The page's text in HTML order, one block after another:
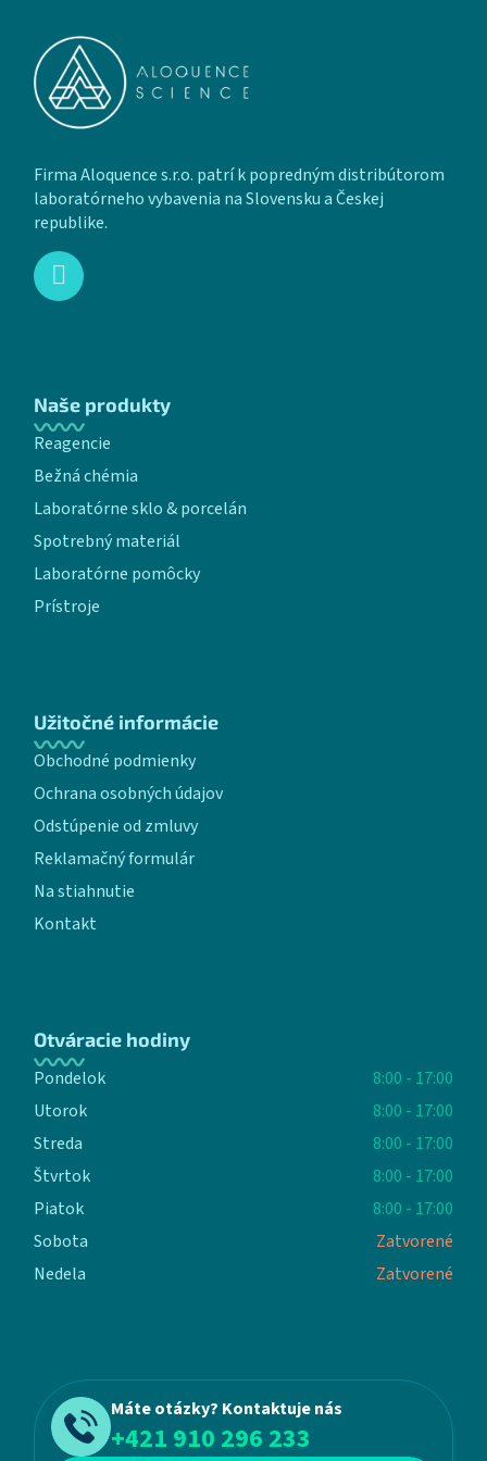
Firma Aloquence s.r.o. patrí k popredným distribútorom
laboratórneho vybavenia na Slovensku a Českej
republike.
Naše produkty
Reagencie
Bežná chémia
Laboratórne sklo & porcelán
Spotrebný materiál
Laboratórne pomôcky
Prístroje
Užitočné informácie
Obchodné podmienky
Ochrana osobných údajov
Odstúpenie od zmluvy
Reklamačný formulár
Na stiahnutie
Kontakt
Otváracie hodiny
Pondelok
8:00 - 17:00
Utorok
8:00 - 17:00
Streda
8:00 - 17:00
Štvrtok
8:00 - 17:00
Piatok
8:00 - 17:00
Sobota
Zatvorené
Nedela
Zatvorené
Máte otázky? Kontaktuje nás
+421 910 296 233